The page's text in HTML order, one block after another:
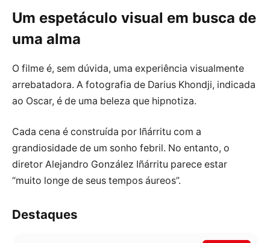
Um espetáculo visual em busca de
uma alma
O filme é, sem dúvida, uma experiência visualmente
arrebatadora. A fotografia de Darius Khondji, indicada
ao Oscar, é de uma beleza que hipnotiza.
Cada cena é construída por Iñárritu com a
grandiosidade de um sonho febril. No entanto, o
diretor Alejandro González Iñárritu parece estar
“muito longe de seus tempos áureos”.
Destaques